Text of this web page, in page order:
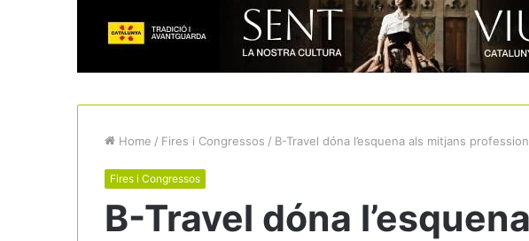
Home / Fires i Congressos / B-Travel dóna l’esquena als mitjans
Fires i Congressos
B-Travel dóna